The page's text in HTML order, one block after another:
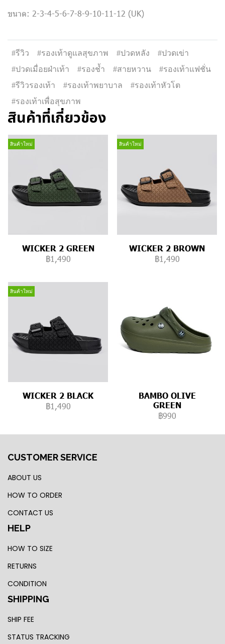
ขนาด: 2-3-4-5-6-7-8-9-10-11-12 (UK)
#รีวิว #รองเท้าดูแลสุขภาพ #ปวดหลัง
#ปวดเข่า
#ปวดเมื่อยฝ่าเท้า
#รองช้ำ #สายหวาน
#รองเท้าแฟชั่น
#รีวิวรองเท้า
#รองเท้าพยาบาล
#รองเท้าหัวโต
#รองเท้าเพื่อสุขภาพ
สินค้าที่เกี่ยวข้อง
สินค้าใหม่
WICKER 2 GREEN
฿1,490
สินค้าใหม่
WICKER 2 BROWN
฿1,490
สินค้าใหม่
WICKER 2 BLACK
฿1,490
BAMBO OLIVE
GREEN
฿990
CUSTOMER SERVICE
ABOUT US
HOW TO ORDER
CONTACT US
HELP
HOW TO SIZE
RETURNS
CONDITION
SHIPPING
SHIP FEE
STATUS TRACKING